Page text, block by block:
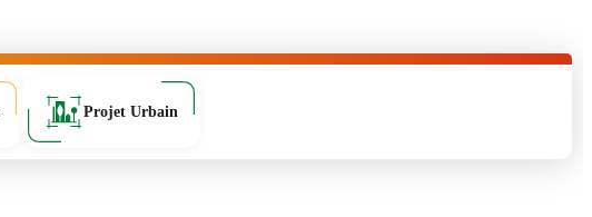
Projet Urbain